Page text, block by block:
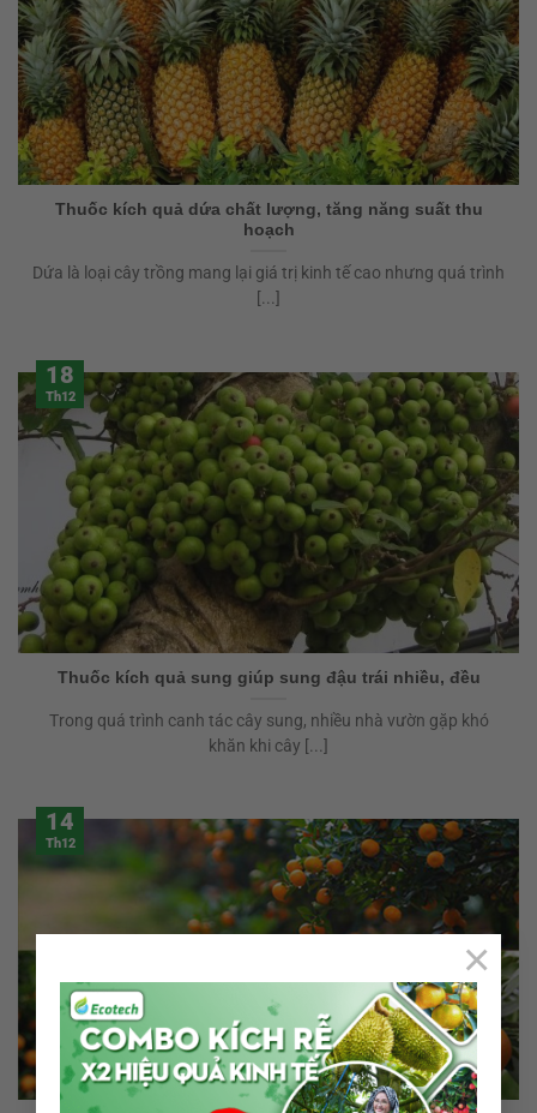
×
Thuốc kích quả dứa chất lượng, tăng năng suất thu
hoạch
Dứa là loại cây trồng mang lại giá trị kinh tế cao nhưng quá trình
[...]
Thuốc kích quả sung giúp sung đậu trái nhiều, đều
Trong quá trình canh tác cây sung, nhiều nhà vườn gặp khó
khăn khi cây [...]
18
Th12
14
Th12